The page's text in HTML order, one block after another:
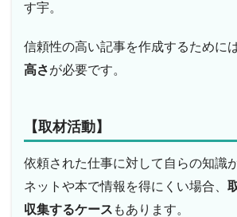
す宇。
信頼性の高い記事を作成するために
高さが必要です。
【取材活動】
依頼された仕事に対して自らの知識
ネットや本で情報を得にくい場合、
収集するケース もあります。